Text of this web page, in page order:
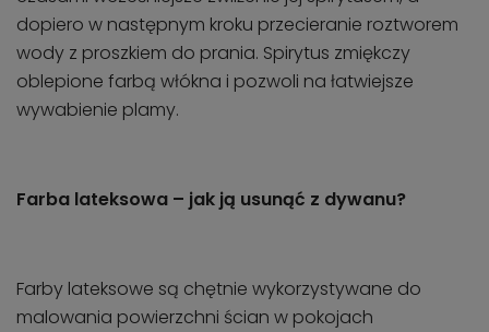
dopiero w następnym kroku przecieranie roztworem
wody z proszkiem do prania. Spirytus zmiękczy
oblepione farbą włókna i pozwoli na łatwiejsze
wywabienie plamy.
Farba lateksowa – jak ją usunąć z dywanu?
Farby lateksowe są chętnie wykorzystywane do
malowania powierzchni ścian w pokojach